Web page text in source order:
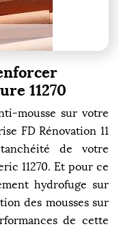
11270
mousse sur votre
FD Rénovation 11
de votre
11270. Et pour ce
hydrofuge sur
des mousses sur
de cette